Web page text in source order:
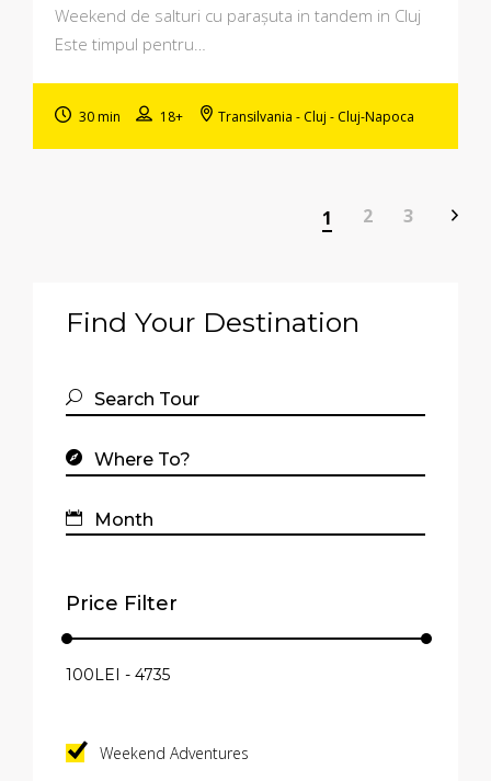
Weekend de salturi cu parașuta in tandem in Cluj
Este timpul pentru…
30 min 18+ Transilvania - Cluj - Cluj-Napoca
1 2 3
Find Your Destination
Price Filter
Weekend Adventures